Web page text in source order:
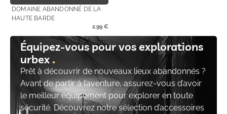
DOMAINE ABANDONNÉ DE LA
HAUTE BARDE
2,99 €
Équipez-vous pour vos explorations
urbex
Prêt à découvrir de nouveaux lieux abandonnés ?
Avant de partir à l’aventure, assurez-vous d’avoir
le meilleur équipement pour explorer en toute
sécurité. Découvrez notre sélection d’accessoires